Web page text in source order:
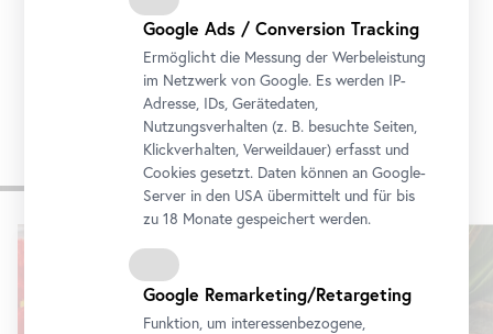
Alle Ausstellungen Ausstellungsvorschau
Programm
Karusell
Google Ads / Conversion Tracking
Ermöglicht die Messung der Werbeleistung
im Netzwerk von Google. Es werden IP-
Adresse, IDs, Gerätedaten,
Nutzungsverhalten (z. B. besuchte Seiten,
Klickverhalten, Verweildauer) erfasst und
Cookies gesetzt. Daten können an Google-
Server in den USA übermittelt und für bis
zu 18 Monate gespeichert werden.
Google Remarketing/Retargeting
Funktion, um interessenbezogene,